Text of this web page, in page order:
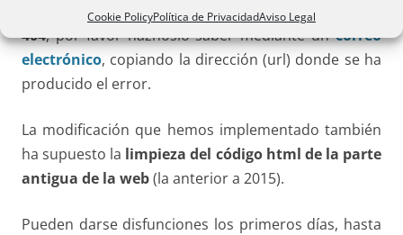
Cookie PolicyPolítica de PrivacidadAviso Legal
Si encuentras problemas de errores, como
404, por favor háznoslo saber mediante uncorreo
electrónico, copiando la dirección (url) donde se ha
producido el error.
La modificación que hemos implementado también
ha supuesto la limpieza del código html de la parte
antigua de la web(la anterior a 2015).
Pueden darse disfunciones los primeros días, hasta